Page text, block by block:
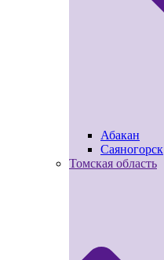
Абакан
Саяногорск
Томская область